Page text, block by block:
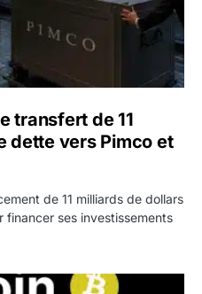
transfert de 11
dette vers Pimco et
de 11 milliards de dollars
ses investissements
pendant que les